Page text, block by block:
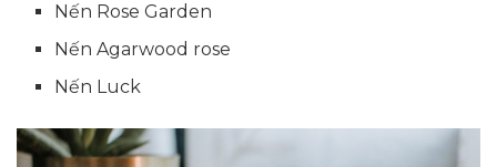
Nến Rose Garden
Nến Agarwood rose
Nến Luck